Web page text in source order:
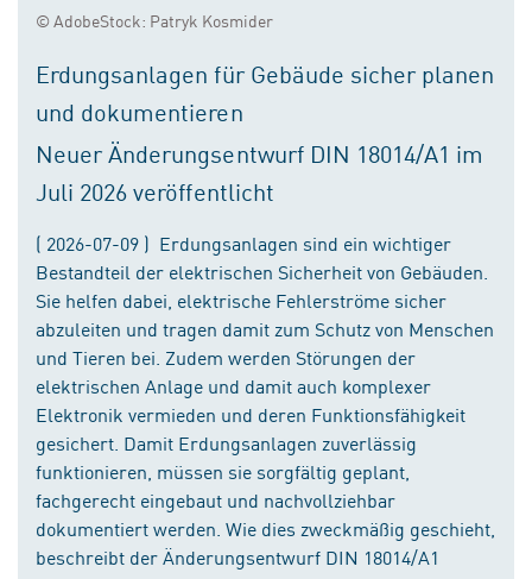
© AdobeStock: Patryk Kosmider
Erdungsanlagen für Gebäude sicher planen
und dokumentieren
Neuer Änderungsentwurf DIN 18014/A1 im
Juli 2026 veröffentlicht
( 2026-07-09 ) Erdungsanlagen sind ein wichtiger
Bestandteil der elektrischen Sicherheit von Gebäuden.
Sie helfen dabei, elektrische Fehlerströme sicher
abzuleiten und tragen damit zum Schutz von Menschen
und Tieren bei. Zudem werden Störungen der
elektrischen Anlage und damit auch komplexer
Elektronik vermieden und deren Funktionsfähigkeit
gesichert. Damit Erdungsanlagen zuverlässig
funktionieren, müssen sie sorgfältig geplant,
fachgerecht eingebaut und nachvollziehbar
dokumentiert werden. Wie dies zweckmäßig geschieht,
beschreibt der Änderungsentwurf DIN 18014/A1